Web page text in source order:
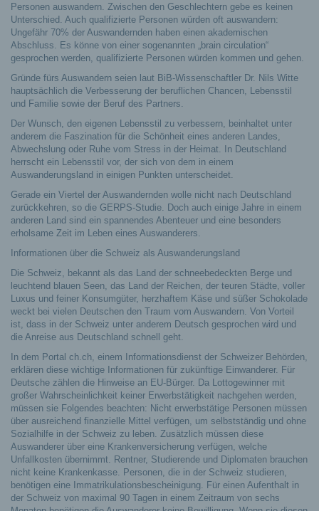
Personen auswandern. Zwischen den Geschlechtern gebe es keinen
Unterschied. Auch qualifizierte Personen würden oft auswandern:
Ungefähr 70% der Auswandernden haben einen akademischen
Abschluss. Es könne von einer sogenannten „brain circulation“
gesprochen werden, qualifizierte Personen würden kommen und gehen.
Gründe fürs Auswandern seien laut BiB-Wissenschaftler Dr. Nils Witte
hauptsächlich die Verbesserung der beruflichen Chancen, Lebensstil
und Familie sowie der Beruf des Partners.
Der Wunsch, den eigenen Lebensstil zu verbessern, beinhaltet unter
anderem die Faszination für die Schönheit eines anderen Landes,
Abwechslung oder Ruhe vom Stress in der Heimat. In Deutschland
herrscht ein Lebensstil vor, der sich von dem in einem
Auswanderungsland in einigen Punkten unterscheidet.
Gerade ein Viertel der Auswandernden wolle nicht nach Deutschland
zurückkehren, so die GERPS-Studie. Doch auch einige Jahre in einem
anderen Land sind ein spannendes Abenteuer und eine besonders
erholsame Zeit im Leben eines Auswanderers.
Informationen über die Schweiz als Auswanderungsland
Die Schweiz, bekannt als das Land der schneebedeckten Berge und
leuchtend blauen Seen, das Land der Reichen, der teuren Städte, voller
Luxus und feiner Konsumgüter, herzhaftem Käse und süßer Schokolade
weckt bei vielen Deutschen den Traum vom Auswandern. Von Vorteil
ist, dass in der Schweiz unter anderem Deutsch gesprochen wird und
die Anreise aus Deutschland schnell geht.
In dem Portal ch.ch, einem Informationsdienst der Schweizer Behörden,
erklären diese wichtige Informationen für zukünftige Einwanderer. Für
Deutsche zählen die Hinweise an EU-Bürger. Da Lottogewinner mit
großer Wahrscheinlichkeit keiner Erwerbstätigkeit nachgehen werden,
müssen sie Folgendes beachten: Nicht erwerbstätige Personen müssen
über ausreichend finanzielle Mittel verfügen, um selbstständig und ohne
Sozialhilfe in der Schweiz zu leben. Zusätzlich müssen diese
Auswanderer über eine Krankenversicherung verfügen, welche
Unfallkosten übernimmt. Rentner, Studierende und Diplomaten brauchen
nicht keine Krankenkasse. Personen, die in der Schweiz studieren,
benötigen eine Immatrikulationsbescheinigung. Für einen Aufenthalt in
der Schweiz von maximal 90 Tagen in einem Zeitraum von sechs